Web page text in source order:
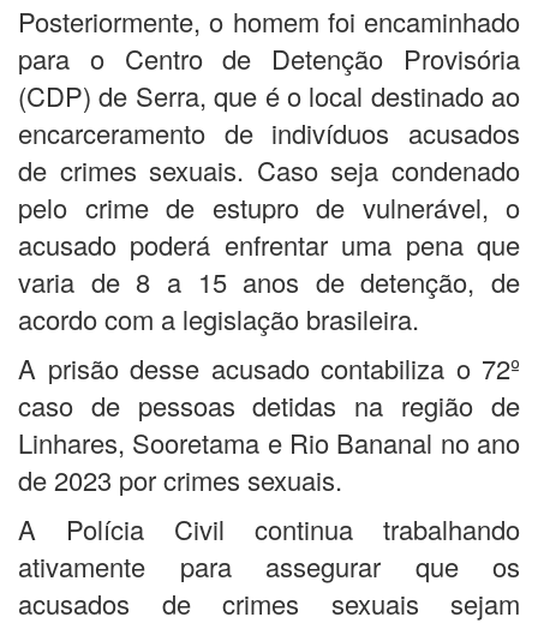
Posteriormente, o homem foi encaminhado
para o Centro de Detenção Provisória
(CDP) de Serra, que é o local destinado ao
encarceramento de indivíduos acusados
de crimes sexuais. Caso seja condenado
pelo crime de estupro de vulnerável, o
acusado poderá enfrentar uma pena que
varia de 8 a 15 anos de detenção, de
acordo com a legislação brasileira.
A prisão desse acusado contabiliza o 72º
caso de pessoas detidas na região de
Linhares, Sooretama e Rio Bananal no ano
de 2023 por crimes sexuais.
A Polícia Civil continua trabalhando
ativamente para assegurar que os
acusados de crimes sexuais sejam